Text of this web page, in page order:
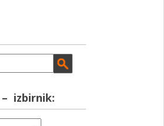
izbirnik: